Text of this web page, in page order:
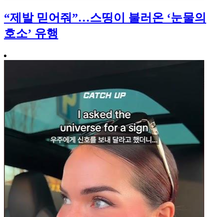
“제발 믿어줘”…스띵이 불러온 ‘눈물의
호소’ 유행